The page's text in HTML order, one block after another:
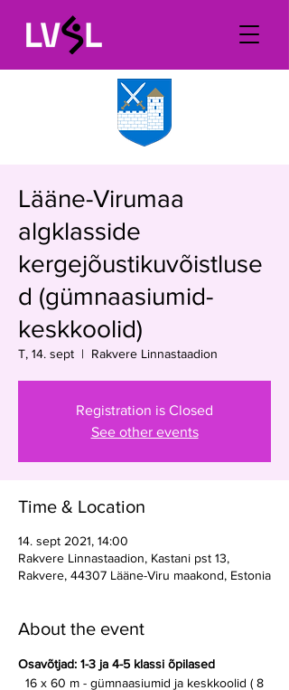
Lääne-Virumaa
algklasside
kergejõustikuvõistluse
d (gümnaasiumid-
keskkoolid)
T, 14. sept
  |
Rakvere Linnastaadion
Registration is Closed
See other events
Time & Location
14. sept 2021, 14:00
Rakvere Linnastaadion, Kastani pst 13,
Rakvere, 44307 Lääne-Viru maakond, Estonia
About the event
Osavõtjad: 1-3 ja 4-5 klassi õpilased